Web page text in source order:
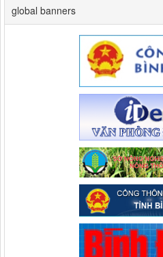
global banners